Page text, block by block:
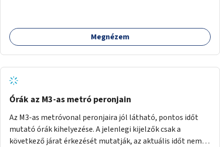
Megnézem
Órák az M3-as metró peronjain
Az M3-as metróvonal peronjaira jól látható, pontos időt
mutató órák kihelyezése. A jelenlegi kijelzők csak a
következő járat érkezését mutatják, az aktuális időt nem.